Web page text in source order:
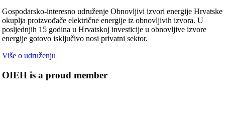
Gospodarsko-interesno udruženje Obnovljivi izvori energije Hrvatske
okuplja proizvođače električne energije iz obnovljivih izvora. U
posljednjih 15 godina u Hrvatskoj investicije u obnovljive izvore
energije gotovo isključivo nosi privatni sektor.
Više o udruženju
OIEH is a proud member